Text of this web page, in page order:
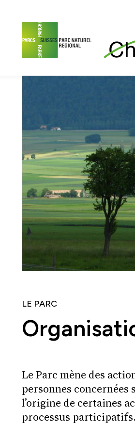
LE PARC
Le Parc mène des
personnes concernées
l’origine de certaines
processus participatifs.